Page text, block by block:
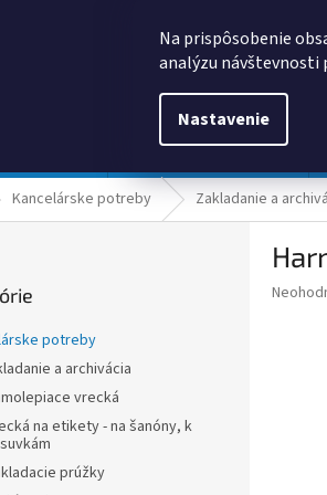
Na prispôsobenie
analýzu návštevnosti
Nastavenie
Kancelárske potreby Zakladanie a
potreby
a archivácia
vrecká
na etikety - na šanóny, k
prúžky